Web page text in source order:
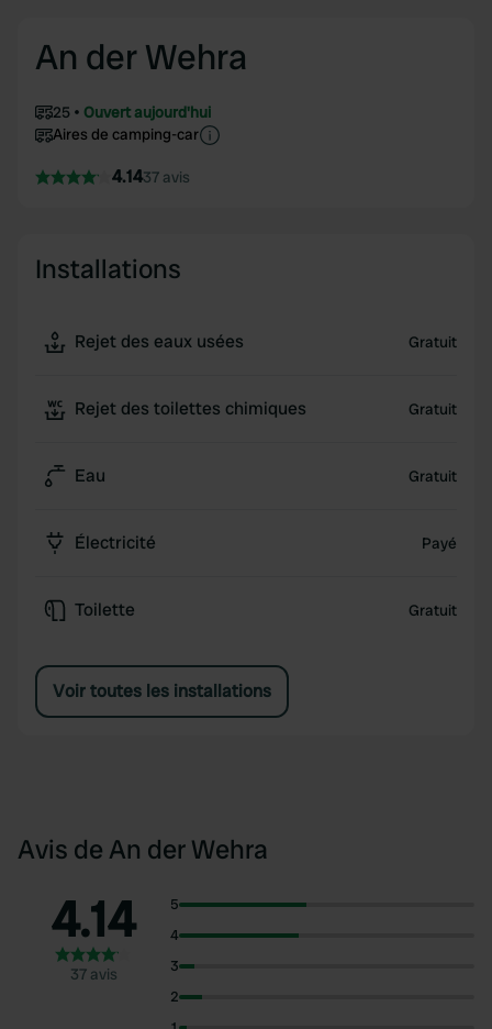
An der Wehra
25
Ouvert aujourd'hui
Aires de camping-car
4.1437 avis
Installations
Rejet des eaux usées Gratuit
Rejet des toilettes chimiques Gratuit
Eau Gratuit
Électricité Payé
Toilette Gratuit
Voir toutes les installations
Avis de An der Wehra
4.14
37 avis
5
4
3
2